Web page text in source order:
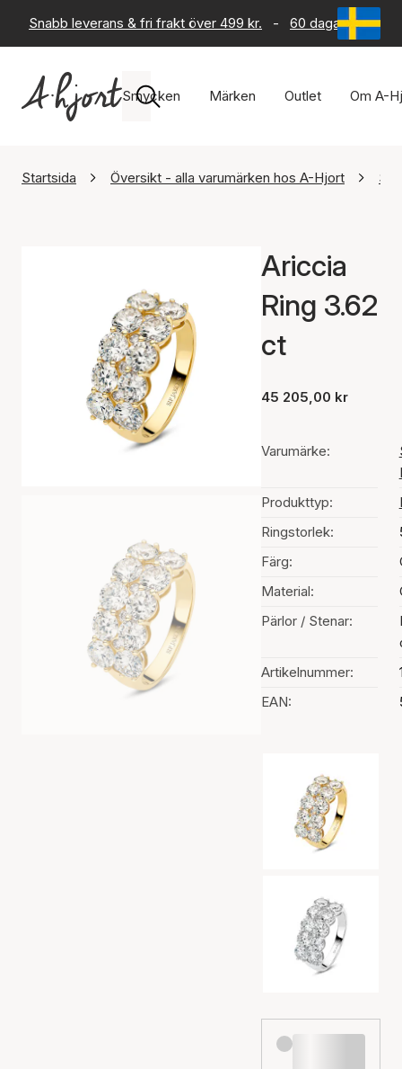
Snabb leverans & fri frakt över 499 kr. - 60 dagars
Smycken Märken Outlet Om A-
Startsida Översikt - alla varumärken hos A-Hjort Sif
Ariccia
Ring 3.62
ct
45 205,00 kr
Varumärke:
Produkttyp:
Ringstorlek:
Färg:
Material:
Pärlor / Stenar:
Artikelnummer:
EAN: